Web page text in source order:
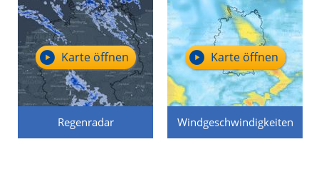
Regenradar
Karte öffnen
Windgeschwindigkeiten
Karte öffnen